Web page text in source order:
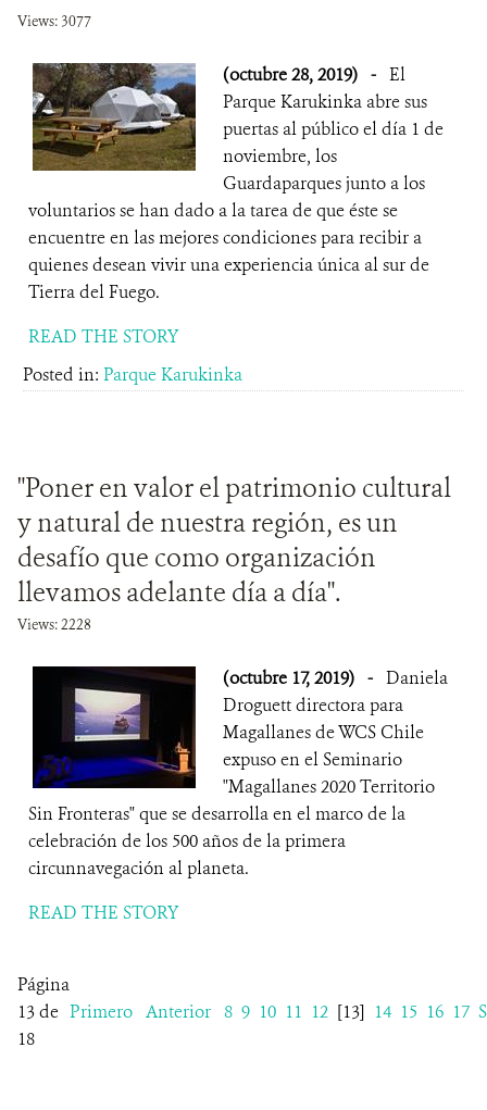
Views: 3077
(octubre 28, 2019) - El
Parque Karukinka abre sus
puertas al público el día 1 de
noviembre, los
Guardaparques junto a los
voluntarios se han dado a la tarea de que éste se
encuentre en las mejores condiciones para recibir a
quienes desean vivir una experiencia única al sur de
Tierra del Fuego.
READ THE STORY
Posted in: Parque Karukinka
"Poner en valor el patrimonio cultural
y natural de nuestra región, es un
desafío que como organización
llevamos adelante día a día".
Views: 2228
(octubre 17, 2019) - Daniela
Droguett directora para
Magallanes de WCS Chile
expuso en el Seminario
"Magallanes 2020 Territorio
Sin Fronteras" que se desarrolla en el marco de la
celebración de los 500 años de la primera
circunnavegación al planeta.
READ THE STORY
Página
13 de
18
Primero Anterior 8 9 10 11 12 [13] 14 15 16 17